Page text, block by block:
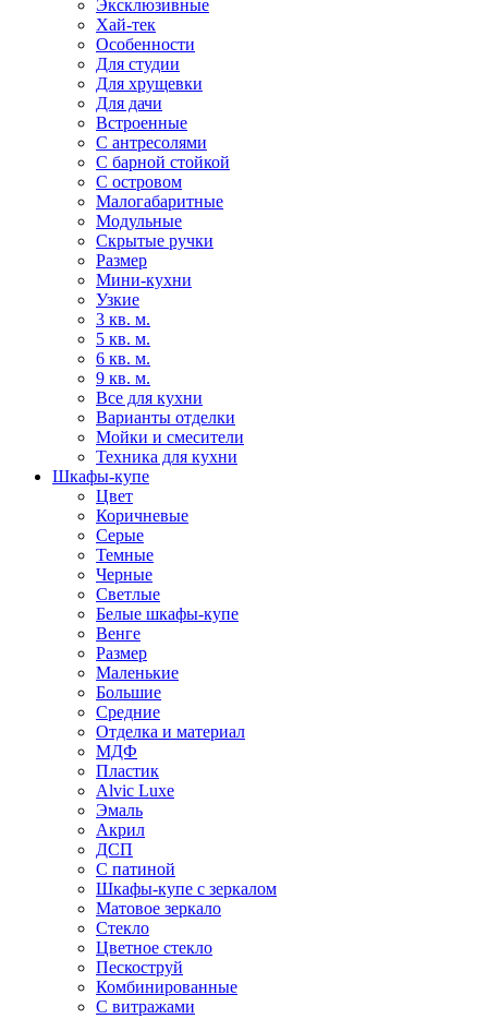
Эксклюзивные
Хай-тек
Особенности
Для студии
Для хрущевки
Для дачи
Встроенные
С антресолями
С барной стойкой
С островом
Малогабаритные
Модульные
Скрытые ручки
Размер
Мини-кухни
Узкие
3 кв. м.
5 кв. м.
6 кв. м.
9 кв. м.
Все для кухни
Варианты отделки
Мойки и смесители
Техника для кухни
Шкафы-купе
Цвет
Коричневые
Серые
Темные
Черные
Светлые
Белые шкафы-купе
Венге
Размер
Маленькие
Большие
Средние
Отделка и материал
МДФ
Пластик
Alvic Luxe
Эмаль
Акрил
ДСП
С патиной
Шкафы-купе с зеркалом
Матовое зеркало
Стекло
Цветное стекло
Пескоструй
Комбинированные
С витражами